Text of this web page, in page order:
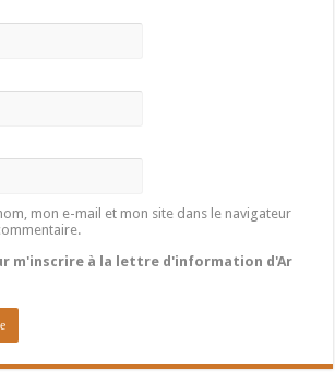
mon e-mail et mon site dans le navigateur
m'inscrire à la lettre d'information d'Ar